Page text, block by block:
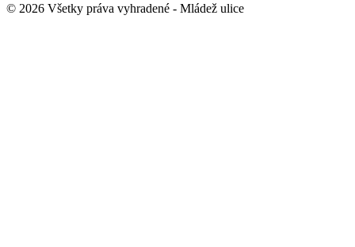
© 2026 Všetky práva vyhradené - Mládež ulice